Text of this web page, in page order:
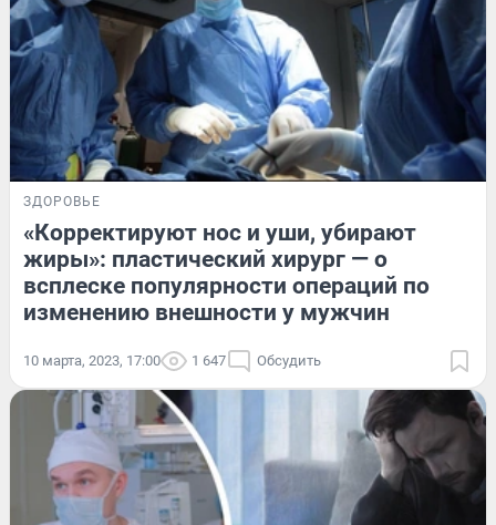
ЗДОРОВЬЕ
«Корректируют нос и уши, убирают
жиры»: пластический хирург — о
всплеске популярности операций по
изменению внешности у мужчин
10 марта, 2023, 17:00 1 647 Обсудить